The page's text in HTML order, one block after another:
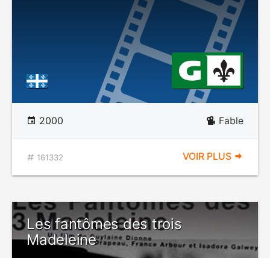
2000 Fable
161332 VOIR PLUS
Les fantômes des trois
Madeleine